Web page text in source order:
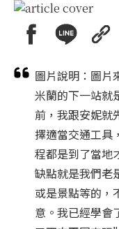
圖片說明：圖片
米蘭的下一站就
前，我跟安妮就
擇適當交通工具
程都是到了當地
缺點就是我們老
或是景點等的，
意。我已經學會